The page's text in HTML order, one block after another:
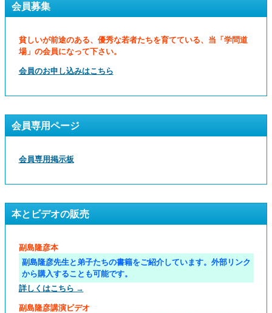
会員募集
貧しいが前途のある、優秀な若者たちを育てている、当「学問道
場」の会員になって下さい。
会員のお申し込みはこちら
会員専用ページ
会員専用掲示板
本とビデオの販売
副島隆彦本
副島隆彦先生と弟子たちの書籍をご紹介しています。外部リンク
から購入することも可能です。
詳しくはこちら →
副島隆彦講演ビデオ